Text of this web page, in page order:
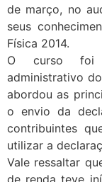
de março, no
seus
Física 2014.
O curso foi
administrativo
abordou as
o envio da
contribuintes
utilizar a
Vale ressaltar
de renda teve